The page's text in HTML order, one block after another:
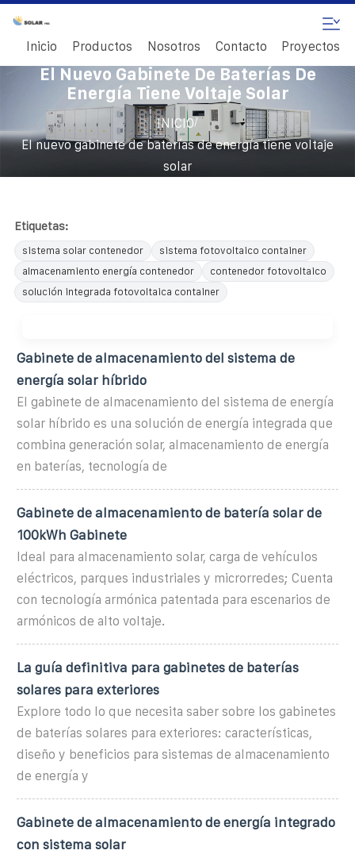
Inicio Productos Nosotros Contacto Proyectos
El Nuevo Gabinete De Baterías De
Energía Tiene Voltaje Solar
INICIO/
El nuevo gabinete de baterías de energía tiene voltaje
solar
Etiquetas:
sistema solar contenedor
sistema fotovoltaico container
almacenamiento energía contenedor
contenedor fotovoltaico
solución integrada fotovoltaica container
Gabinete de almacenamiento del sistema de
energía solar híbrido
El gabinete de almacenamiento del sistema de energía
solar híbrido es una solución de energía integrada que
combina generación solar, almacenamiento de energía
en baterías, tecnología de
Gabinete de almacenamiento de batería solar de
100kWh Gabinete
Ideal para almacenamiento solar, carga de vehículos
eléctricos, parques industriales y microrredes; Cuenta
con tecnología armónica patentada para escenarios de
armónicos de alto voltaje.
La guía definitiva para gabinetes de baterías
solares para exteriores
Explore todo lo que necesita saber sobre los gabinetes
de baterías solares para exteriores: características,
diseño y beneficios para sistemas de almacenamiento
de energía y
Gabinete de almacenamiento de energía integrado
con sistema solar